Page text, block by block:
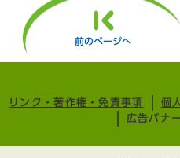
前のページへ
リンク・著作権・免責事項 個
広告バナ